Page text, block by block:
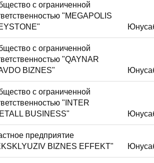
с ограниченной
"MEGAPOLIS
с ограниченной
"QAYNAR
BIZNES"
с ограниченной
"INTER
BUSINESS"
предприятие
BIZNES EFFEKT"